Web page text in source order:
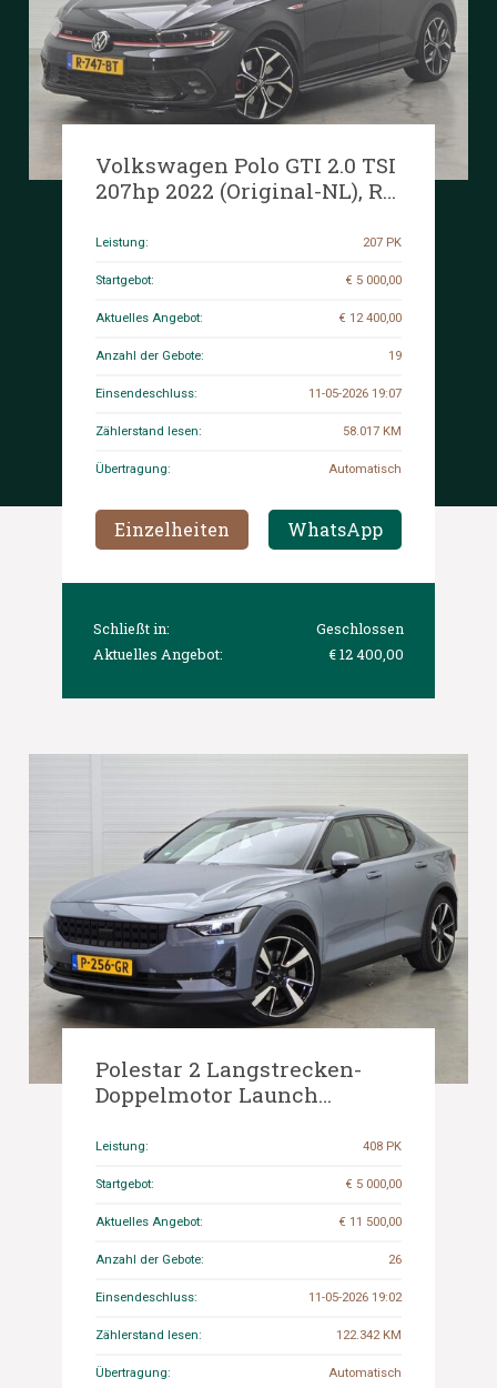
Volkswagen Polo GTI 2.0 TSI
207hp 2022 (Original-NL), R-
Leistung: 207 PK
Startgebot: € 5 000,00
Aktuelles Angebot: € 12 400,00
Anzahl der Gebote: 19
Einsendeschluss: 11-05-2026 19:07
Zählerstand lesen: 58.017 KM
Übertragung: Automatisch
Einzelheiten WhatsApp
Schließt in:
Geschlossen
Aktuelles Angebot:
€ 12 400,00
Polestar 2 Langstrecken-
Doppelmotor Launch
P-256-GR
Leistung: 408 PK
Startgebot: € 5 000,00
Aktuelles Angebot: € 11 500,00
Anzahl der Gebote: 26
Einsendeschluss: 11-05-2026 19:02
Zählerstand lesen: 122.342 KM
Übertragung: Automatisch